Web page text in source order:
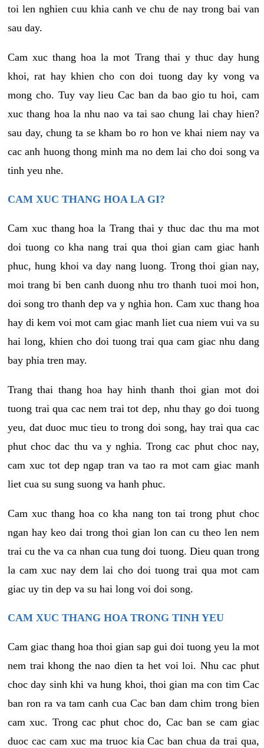
toi len nghien cuu khia canh ve chu de nay trong bai van
sau day.
Cam xuc thang hoa la mot Trang thai y thuc day hung
khoi, rat hay khien cho con doi tuong day ky vong va
mong cho. Tuy vay lieu Cac ban da bao gio tu hoi, cam
xuc thang hoa la nhu nao va tai sao chung lai chay hien?
sau day, chung ta se kham bo ro hon ve khai niem nay va
cac anh huong thong minh ma no dem lai cho doi song va
tinh yeu nhe.
CAM XUC THANG HOA LA GI?
Cam xuc thang hoa la Trang thai y thuc dac thu ma mot
doi tuong co kha nang trai qua thoi gian cam giac hanh
phuc, hung khoi va day nang luong. Trong thoi gian nay,
moi trang bi ben canh duong nhu tro thanh tuoi moi hon,
doi song tro thanh dep va y nghia hon. Cam xuc thang hoa
hay di kem voi mot cam giac manh liet cua niem vui va su
hai long, khien cho doi tuong trai qua cam giac nhu dang
bay phia tren may.
Trang thai thang hoa hay hinh thanh thoi gian mot doi
tuong trai qua cac nem trai tot dep, nhu thay go doi tuong
yeu, dat duoc muc tieu to trong doi song, hay trai qua cac
phut choc dac thu va y nghia. Trong cac phut choc nay,
cam xuc tot dep ngap tran va tao ra mot cam giac manh
liet cua su sung suong va hanh phuc.
Cam xuc thang hoa co kha nang ton tai trong phut choc
ngan hay keo dai trong thoi gian lon can cu theo len nem
trai cu the va ca nhan cua tung doi tuong. Dieu quan trong
la cam xuc nay dem lai cho doi tuong trai qua mot cam
giac uy tin dep va su hai long voi doi song.
CAM XUC THANG HOA TRONG TINH YEU
Cam giac thang hoa thoi gian sap gui doi tuong yeu la mot
nem trai khong the nao dien ta het voi loi. Nhu cac phut
choc day sinh khi va hung khoi, thoi gian ma con tim Cac
ban ron ra va tam canh cua Cac ban dam chim trong bien
cam xuc. Trong cac phut choc do, Cac ban se cam giac
duoc cac cam xuc ma truoc kia Cac ban chua da trai qua,